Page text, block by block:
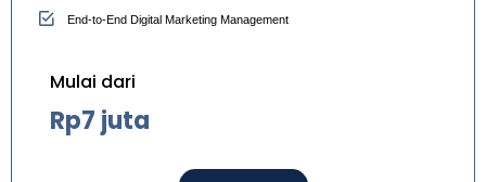
End-to-End Digital Marketing Management
Mulai dari
Rp7 juta